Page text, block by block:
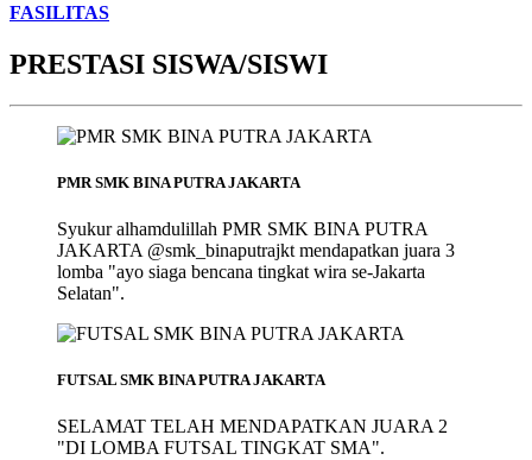
FASILITAS
PRESTASI SISWA/SISWI
PMR SMK BINA PUTRA JAKARTA
Syukur alhamdulillah PMR SMK BINA PUTRA
JAKARTA @smk_binaputrajkt mendapatkan juara 3
lomba "ayo siaga bencana tingkat wira se-Jakarta
Selatan".
FUTSAL SMK BINA PUTRA JAKARTA
SELAMAT TELAH MENDAPATKAN JUARA 2
"DI LOMBA FUTSAL TINGKAT SMA".